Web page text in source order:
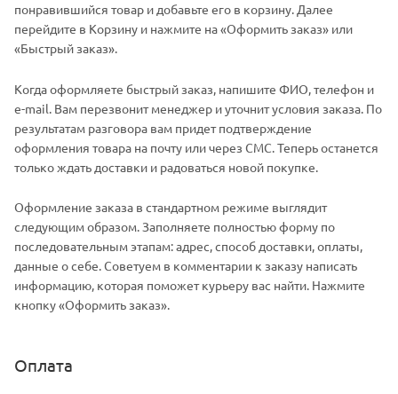
понравившийся товар и добавьте его в корзину. Далее
перейдите в Корзину и нажмите на «Оформить заказ» или
«Быстрый заказ».
Когда оформляете быстрый заказ, напишите ФИО, телефон и
e-mail. Вам перезвонит менеджер и уточнит условия заказа. По
результатам разговора вам придет подтверждение
оформления товара на почту или через СМС. Теперь останется
только ждать доставки и радоваться новой покупке.
Оформление заказа в стандартном режиме выглядит
следующим образом. Заполняете полностью форму по
последовательным этапам: адрес, способ доставки, оплаты,
данные о себе. Советуем в комментарии к заказу написать
информацию, которая поможет курьеру вас найти. Нажмите
кнопку «Оформить заказ».
Оплата